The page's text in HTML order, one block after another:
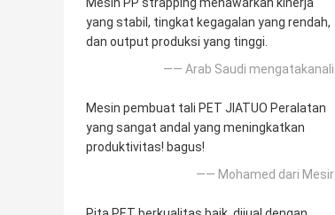
Mesin PP strapping menawarkan kinerja
yang stabil, tingkat kegagalan yang rendah,
dan output produksi yang tinggi.
—— Arab Saudi mengatakanali
Mesin pembuat tali PET JIATUO Peralatan
yang sangat andal yang meningkatkan
produktivitas! bagus!
—— Mohamed dari Mesir